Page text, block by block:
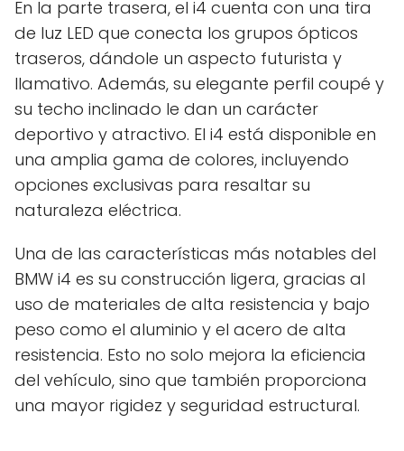
En la parte trasera, el i4 cuenta con una tira
de luz LED que conecta los grupos ópticos
traseros, dándole un aspecto futurista y
llamativo. Además, su elegante perfil coupé y
su techo inclinado le dan un carácter
deportivo y atractivo. El i4 está disponible en
una amplia gama de colores, incluyendo
opciones exclusivas para resaltar su
naturaleza eléctrica.
Una de las características más notables del
BMW i4 es su construcción ligera, gracias al
uso de materiales de alta resistencia y bajo
peso como el aluminio y el acero de alta
resistencia. Esto no solo mejora la eficiencia
del vehículo, sino que también proporciona
una mayor rigidez y seguridad estructural.